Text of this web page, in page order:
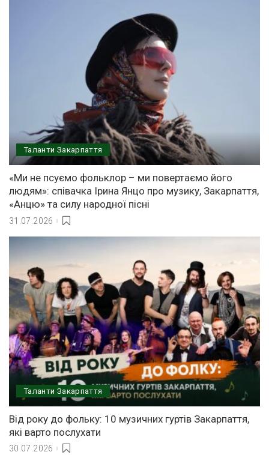
Таланти Закарпаття
«Ми не псуємо фольклор – ми повертаємо його
людям»: співачка Ірина Янцо про музику, Закарпаття,
«Анцю» та силу народної пісні
31.07.2026
Таланти Закарпаття
Від року до фольку: 10 музичних гуртів Закарпаття,
які варто послухати
30.07.2026